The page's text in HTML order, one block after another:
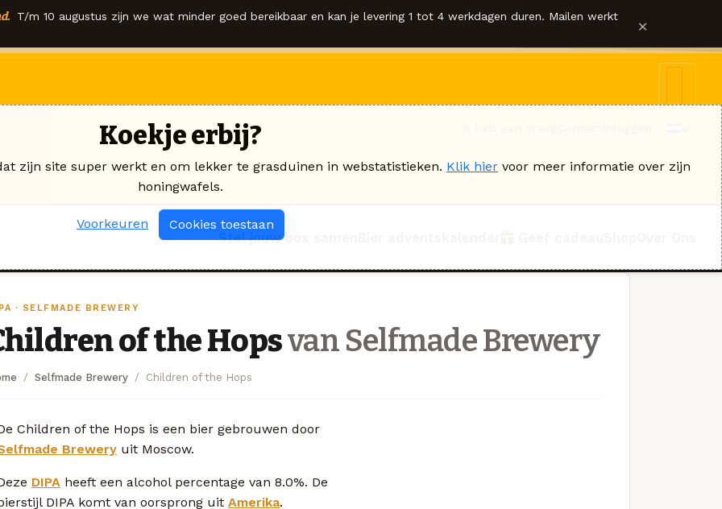
T/m 10 augustus zijn we wat minder goed bereikbaar en kan je levering 1 tot 4 werkdagen duren. Mailen werkt ×
Stel jouw box samen
· SELFMADE BREWERY
of the Hopsvan Selfmade Brewery
Selfmade Brewery Children of the Hops
Children of the Hops is een bier gebrouwen door
Brewery uit Moscow.
DIPA heeft een alcohol percentage van 8.0%. De
DIPA komt van oorsprong uit Amerika.
Koekje erbij?
zijn site super werkt en om lekker te grasduinen in webstatistieken. Klik hier voor meer informatie over zijn
honingwafels.
Voorkeuren Cookies toestaan